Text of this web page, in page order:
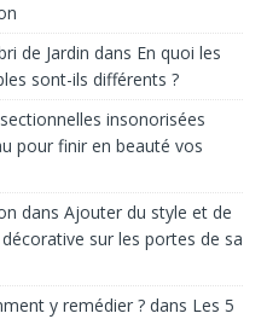
de Jardin dans En quoi les
sont-ils différents ?
insonorisées
pour finir en beauté vos
dans Ajouter du style et de
sur les portes de sa
y remédier ? dans Les 5